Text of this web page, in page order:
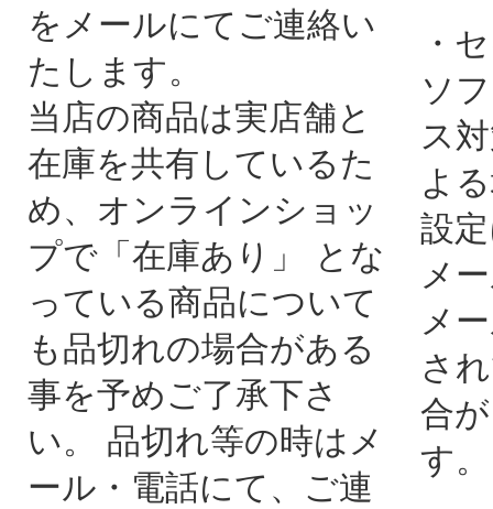
をメールにてご連絡い
たします。
当店の商品は実店舗と
在庫を共有しているた
め、オンラインショッ
プで「在庫あり」 とな
っている商品について
も品切れの場合がある
事を予めご了承下さ
い。 品切れ等の時はメ
ール・電話にて、ご連
・
ソ
ス
よ
設
メ
メ
さ
合
す。